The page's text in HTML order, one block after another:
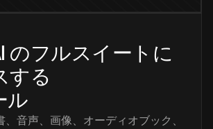
のフルスイートに
する
ル
音声、画像、オーディオブック、